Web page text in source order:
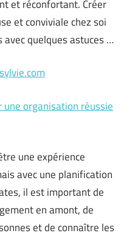
et réconfortant. Créer
et conviviale chez soi
quelques astuces …
une organisation réussie
une expérience
avec une planification
il est important de
en amont, de
et de connaître les